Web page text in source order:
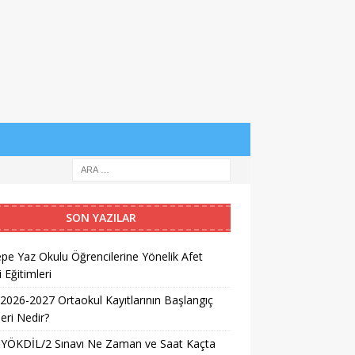
SON YAZILAR
Yaz Okulu Öğrencilerine Yönelik Afet
Eğitimleri
2027 Ortaokul Kayıtlarının Başlangıç
Nedir?
2 Sınavı Ne Zaman ve Saat Kaçta